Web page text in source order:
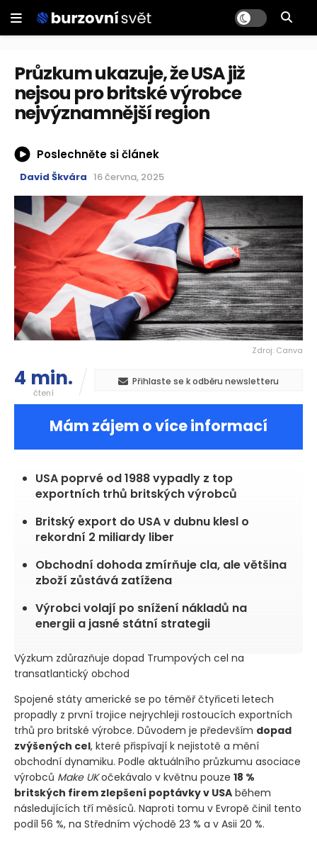
Průzkum ukazuje, že USA již
nejsou pro britské výrobce
nejvýznamnější region
Poslechněte si článek
David Škvára 16 června, 2025
Zdroj: Canva
4 min.
čtení
Přihlaste se k odběru newsletteru
Mám zájem o více informací
USA poprvé od 1988 vypadly z top
exportních trhů britských výrobců
Britský export do USA v dubnu klesl o
rekordní 2 miliardy liber
Obchodní dohoda zmírňuje cla, ale většina
zboží zůstává zatížena
Výrobci volají po snížení nákladů na
energii a jasné státní strategii
Výzkum zdůrazňuje dopad Trumpových cel na
transatlantický obchod
Spojené státy americké se po téměř čtyřiceti letech
propadly z první trojice nejrychleji rostoucích exportních
trhů pro britské výrobce. Důvodem je především dopad
zvýšených cel, které přispívají k nejistotě a mění
obchodní dynamiku. Podle aktuálního průzkumu asociace
výrobců Make UKočekávalo v květnu pouze 18 %
britských firem zlepšení poptávky v USA během
následujících tří měsíců. Naproti tomu v Evropě činil tento
podíl 56 %, na Středním východě 23 % a v Asii 20 %.